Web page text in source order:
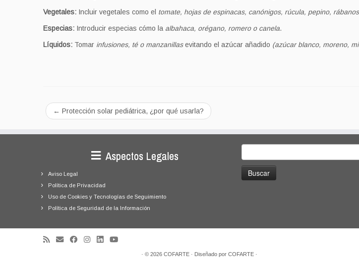
Vegetales: Incluir vegetales como el tomate, hojas de espinacas, canónigos, rúcula, pepino,
Especias: Introducir especias cómo la albahaca, orégano, romero o canela.
Líquidos: Tomar infusiones, té o manzanillasevitando el azúcar añadido (azúcar blanco, moreno,
← Protección solar pediátrica, ¿por qué usarla?
Aspectos Legales
Aviso Legal
Política de Privacidad
Uso de Cookies y Tecnologías de Seguimiento
Política de Seguridad de la Información
· © 2026 COFARTE · Diseñado por COFARTE ·